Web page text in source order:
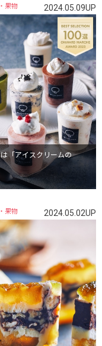
「アイスクリームの
果物 2024.05.09UP
果物 2024.05.02UP